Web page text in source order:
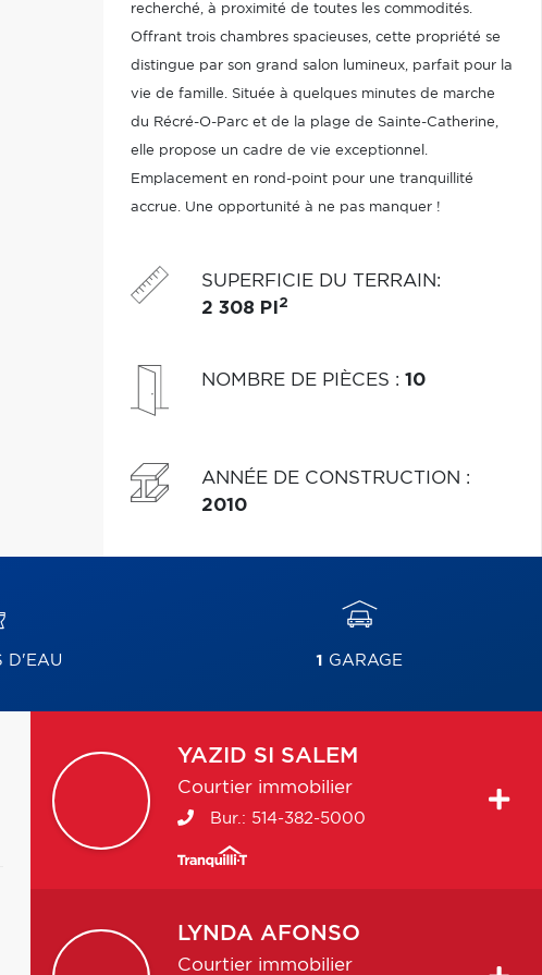
recherché, à proximité de toutes les commodités.
Offrant trois chambres spacieuses, cette propriété se
distingue par son grand salon lumineux, parfait pour la
vie de famille. Située à quelques minutes de marche
du Récré-O-Parc et de la plage de Sainte-Catherine,
elle propose un cadre de vie exceptionnel.
Emplacement en rond-point pour une tranquillité
accrue. Une opportunité à ne pas manquer !
SUPERFICIE DU TERRAIN:
2 308 PI 2
NOMBRE DE PIÈCES : 10
ANNÉE DE CONSTRUCTION :
2010
D'EAU 1 GARAGE
YAZID SI SALEM
Courtier immobilier
Bur.: 514-382-5000
LYNDA AFONSO
Courtier immobilier